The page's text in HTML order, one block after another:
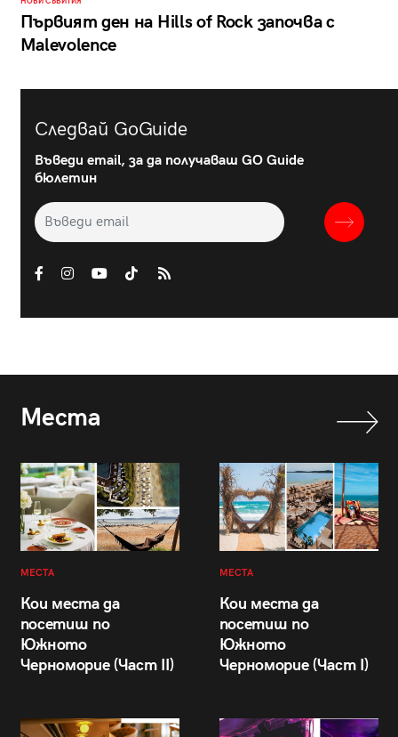
Първият ден на Hills of Rock започва с
Malevolence
Следвай GoGuide
Въведи email, за да получаваш GO Guide
бюлетин
Места
МЕСТА
Кои места да
посетиш по
Южното
Черноморие (Част II)
МЕСТА
Кои места да
посетиш по
Южното
Черноморие (Част I)